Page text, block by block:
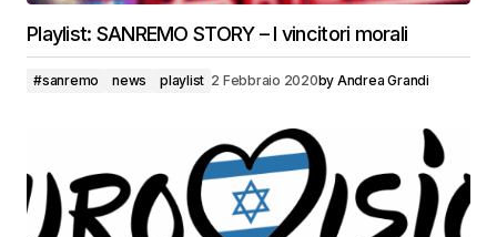
Playlist: SANREMO STORY – I vincitori morali
#sanremo news playlist 2 Febbraio 2020by Andrea Grandi